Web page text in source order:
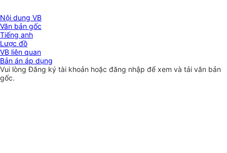
Nội dung VB
Văn bản gốc
Tiếng anh
Lược đồ
VB liên quan
Bản án áp dụng
Vui lòngĐăng ký tài khoản hoặc đăng nhập để xem và tải văn bản
gốc.